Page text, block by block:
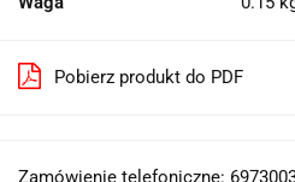
Pobierz produkt do PDF
Zamówienie telefoniczne: